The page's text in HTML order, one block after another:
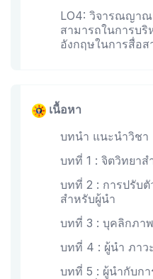
LO4: วิจารณญา
สามารถในการบริ
อังกฤษในการสื่อส
เนื้อหา
บทนำ แนะนำวิชา
บทที่ 1 : จิตวิทยา
บทที่ 2 : การปรับตั
สำหรับผู้นำ
บทที่ 3 : บุคลิกภา
บทที่ 4 : ผู้นำ ภาว
บทที่ 5 : ผู้นำกับก